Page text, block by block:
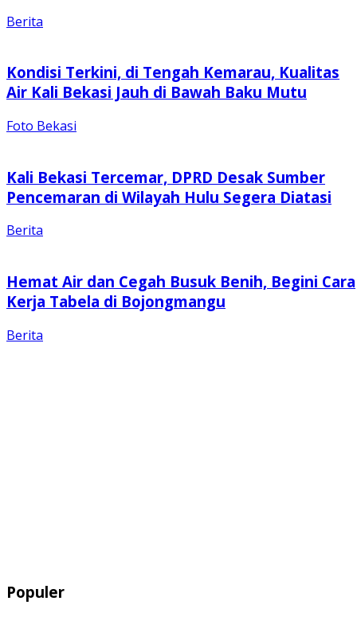
Berita
Kondisi Terkini, di Tengah Kemarau, Kualitas
Air Kali Bekasi Jauh di Bawah Baku Mutu
Foto Bekasi
Kali Bekasi Tercemar, DPRD Desak Sumber
Pencemaran di Wilayah Hulu Segera Diatasi
Berita
Hemat Air dan Cegah Busuk Benih, Begini Cara
Kerja Tabela di Bojongmangu
Berita
Populer